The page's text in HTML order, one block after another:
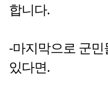
합니다.
-마지막으로 군
있다면.